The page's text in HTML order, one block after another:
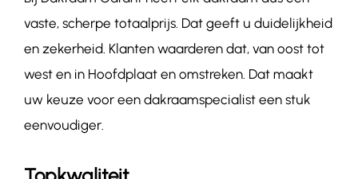
vaste, scherpe totaalprijs. Dat geeft u duidelijkheid
en zekerheid. Klanten waarderen dat, van oost tot
west en in Hoofdplaat en omstreken. Dat maakt
uw keuze voor een dakraamspecialist een stuk
eenvoudiger.